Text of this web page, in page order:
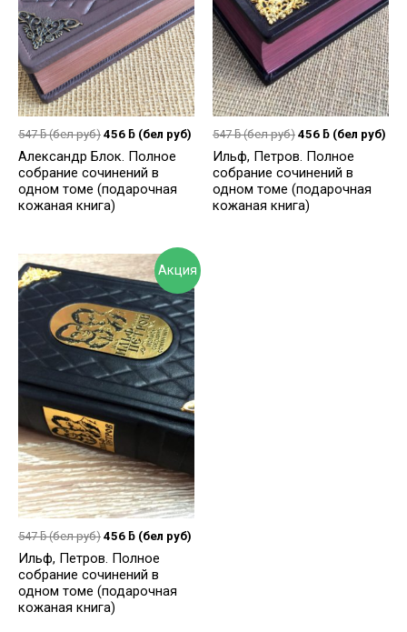
547ƃ(бел руб) 456 ƃ (бел руб)
Александр Блок. Полное
собрание сочинений в
одном томе (подарочная
кожаная книга)
547ƃ(бел руб) 456 ƃ (бел руб)
Ильф, Петров. Полное
собрание сочинений в
одном томе (подарочная
кожаная книга)
Акция
547ƃ(бел руб) 456 ƃ (бел руб)
Ильф, Петров. Полное
собрание сочинений в
одном томе (подарочная
кожаная книга)